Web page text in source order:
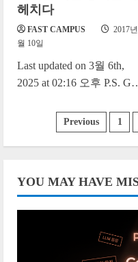
헤치다
FAST CAMPUS
2017
월 10일
Last updated on 3월 6th,
2025 at 02:16 오후 P.S. Get
‘핫메일’의...글
페
이
지
Previous 1
YOU MAY HAVE